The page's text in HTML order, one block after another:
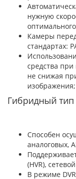
нужную
Камеры
стандартах:
средства
не снижая
изображения;
Гибридный тип
Способен
аналоговых,
(HVR),
В режиме